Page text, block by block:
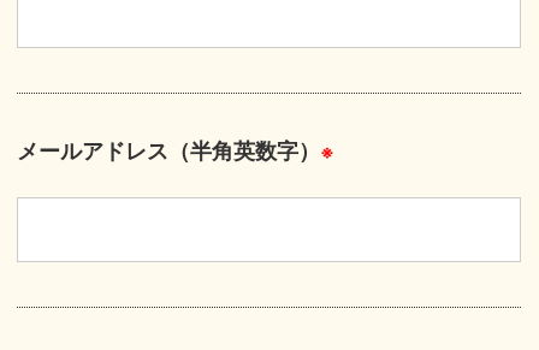
メールアドレス（半角英数字） ※